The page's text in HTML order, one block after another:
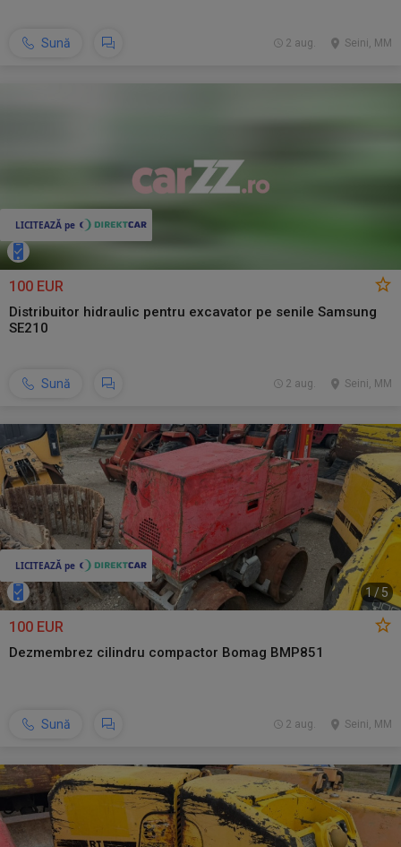
Sună Seini, MM
2 aug.
100 EUR
Distribuitor hidraulic pentru excavator pe senile Samsung
SE210
Sună Seini, MM
2 aug.
1 / 5
100 EUR
Dezmembrez cilindru compactor Bomag BMP851
Sună Seini, MM
2 aug.